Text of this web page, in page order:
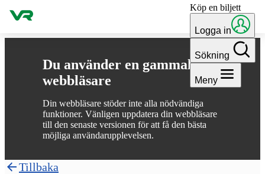
Du använder en gammal
webbläsare
Din webbläsare stöder inte alla nödvändiga
funktioner. Vänligen uppdatera din webbläsare
till den senaste versionen för att få den bästa
möjliga användarupplevelsen.
Gå till innehållet Köp en biljett
Logga in
Sökning
Meny
Tillbaka